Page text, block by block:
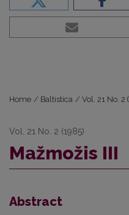
Home / Baltistica / Vol. 21 No. 2
Vol. 21 No. 2 (1985)
Mažmožis III
Abstract